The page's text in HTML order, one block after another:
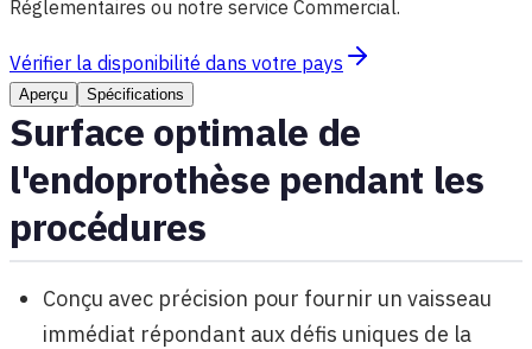
Réglementaires ou notre service Commercial.
Vérifier la disponibilité dans votre pays
Aperçu Spécifications
Surface optimale de
l'endoprothèse pendant les
procédures
Conçu avec précision pour fournir un vaisseau
immédiat répondant aux défis uniques de la